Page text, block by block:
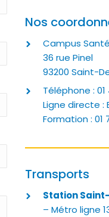
Nos
Campus Santé
36 rue Pinel
93200 Saint-
Téléphone :
Ligne directe :
Formation : 01
Transports
Station
– Métro ligne